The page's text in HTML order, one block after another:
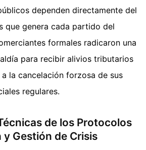
dependen directamente del
que genera cada partido del
formales radicaron una
para recibir alivios tributarios
la cancelación forzosa de sus
regulares.
de los Protocolos
y Gestión de Crisis